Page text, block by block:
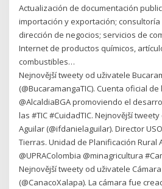
Actualización de documentación
importación y exportación;
dirección de negocios; servicios de
Internet de productos químicos,
combustibles…
Nejnovější tweety od uživatele
(@BucaramangaTIC). Cuenta oficial
@AlcaldiaBGA promoviendo el
las #TIC #CuidadTIC. Nejnovější
Aguilar (@ifdanielaguilar). Director
Tierras. Unidad de Planificación Rural
@UPRAColombia @minagricultura
Nejnovější tweety od uživatele
(@CanacoXalapa). La cámara fue